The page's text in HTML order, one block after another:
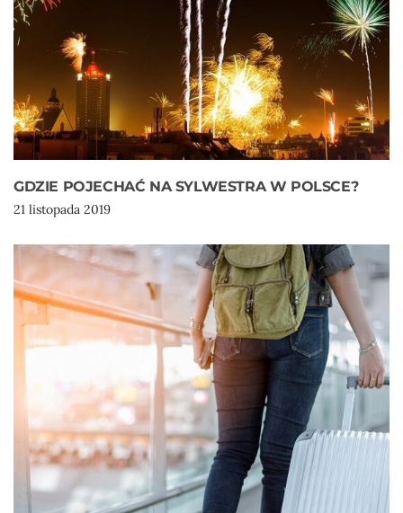
GDZIE POJECHAĆ NA SYLWESTRA W POLSCE?
21 listopada 2019